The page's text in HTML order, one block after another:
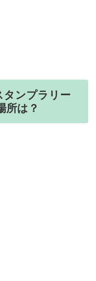
タンプラリー
所は？